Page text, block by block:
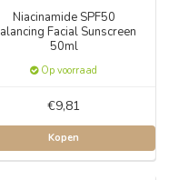
Niacinamide SPF50
Facial Sunscreen
50ml
Op voorraad
€9,81
Kopen